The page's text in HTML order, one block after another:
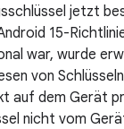
jetzt
15-
war, wurde
von
auf dem Gerät
nicht vom